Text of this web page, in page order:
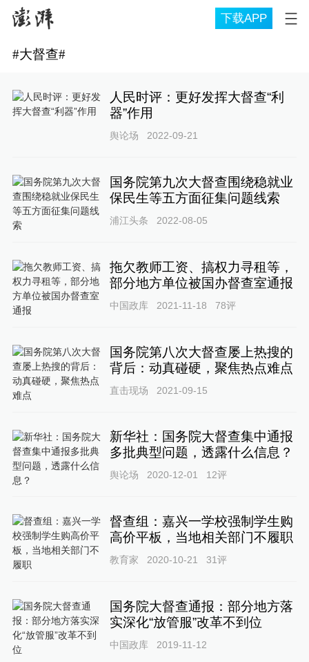
下载APP
#大督查#
人民时评：更好发挥大督查“利
器”作用
舆论场 2022-09-21
国务院第九次大督查围绕稳就业
保民生等五方面征集问题线索
浦江头条 2022-08-05
拖欠教师工资、搞权力寻租等，
部分地方单位被国办督查室通报
中国政库 2021-11-18 78评
国务院第八次大督查屡上热搜的
背后：动真碰硬，聚焦热点难点
直击现场 2021-09-15
新华社：国务院大督查集中通报
多批典型问题，透露什么信息？
舆论场 2020-12-01 12评
督查组：嘉兴一学校强制学生购
高价平板，当地相关部门不履职
教育家 2020-10-21 31评
国务院大督查通报：部分地方落
实深化“放管服”改革不到位
中国政库 2019-11-12